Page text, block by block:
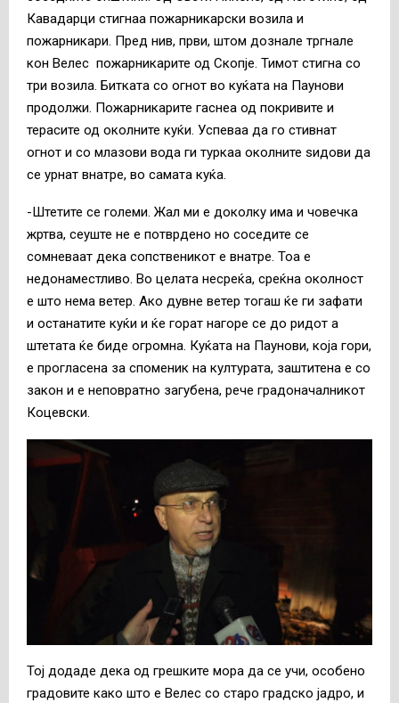
Кавадарци стигнаа пожарникарски возила и
пожарникари. Пред нив, први, штом дознале тргнале
кон Велес пожарникарите од Скопје. Тимот стигна со
три возила. Битката со огнот во куќата на Паунови
продолжи. Пожарникарите гаснеа од покривите и
терасите од околните куќи. Успеваа да го стивнат
огнот и со млазови вода ги туркаа околните ѕидови да
се урнат внатре, во самата куќа.
-Штетите се големи. Жал ми е доколку има и човечка
жртва, сеуште не е потврдено но соседите се
сомневаат дека сопственикот е внатре. Тоа е
недонаместливо. Во целата несреќа, среќна околност
е што нема ветер. Ако дувне ветер тогаш ќе ги зафати
и останатите куќи и ќе горат нагоре се до ридот а
штетата ќе биде огромна. Куќата на Паунови, која гори,
е прогласена за споменик на културата, заштитена е со
закон и е неповратно загубена, рече градоначалникот
Коцевски.
Тој додаде дека од грешките мора да се учи, особено
градовите како што е Велес со старо градско јадро, и